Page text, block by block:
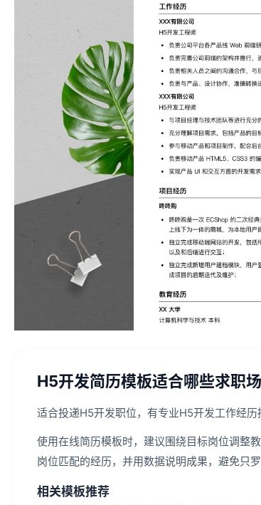
H5开发简历模板适合哪些求职场
适合投递H5开发职位，有专业H5开发工作经
使用在线简历模板时，建议围绕目标岗位调整
岗位匹配的经历，并用数据说明成果，避免只罗
相关模板推荐